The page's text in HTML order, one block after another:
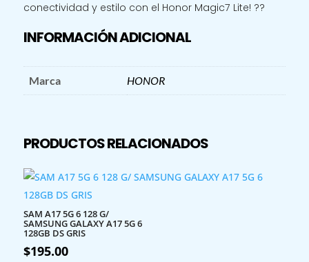
conectividad y estilo con el Honor Magic7 Lite! ??
INFORMACIÓN ADICIONAL
Marca HONOR
PRODUCTOS RELACIONADOS
SAM A17 5G 6 128 G/
SAMSUNG GALAXY A17 5G 6
128GB DS GRIS
$195.00